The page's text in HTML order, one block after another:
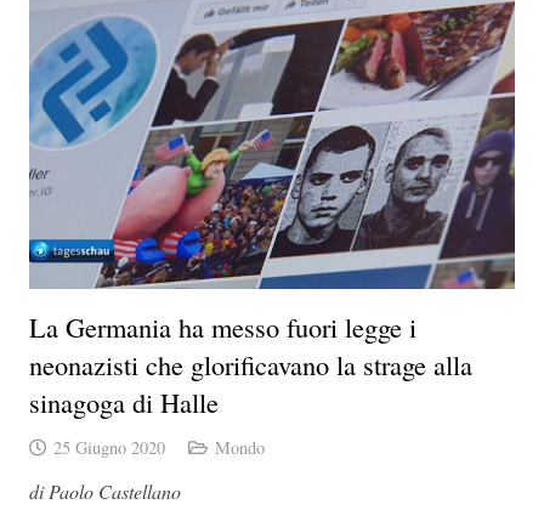
La Germania ha messo fuori legge i
neonazisti che glorificavano la strage alla
sinagoga di Halle
25 Giugno 2020 Mondo
di Paolo Castellano